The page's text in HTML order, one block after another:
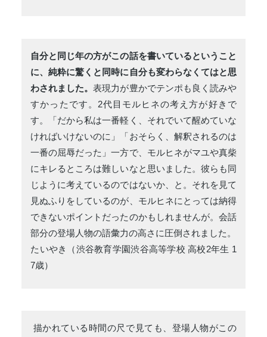
自分と同じ年の方がこの話を書いているということ
に、純粋に驚くと同時に自分も変わらなくてはと思
わされました。表現力が豊かでテンポも良く読みや
すかったです。2代目モルヒネの考え方が好きで
す。「だから私は一番軽く、それでいて醒めていな
ければいけないのに」「おそらく、解釈されるのは
一番の屈辱だった」一方で、モルヒネがマユや真柴
にキレるところは難しいなと思いました。彼らも同
じように考えているのではないか、と。それを見て
見ぬふりをしているのが、モルヒネにとっては納得
できないポイントだったのかもしれませんが。会話
部分の登場人物の語彙力の高さに圧倒されました。
たいやき（渋谷教育学園渋谷高等学校 高校2年生 1
7歳）
描かれている時間の尺で見ても、登場人物がこの